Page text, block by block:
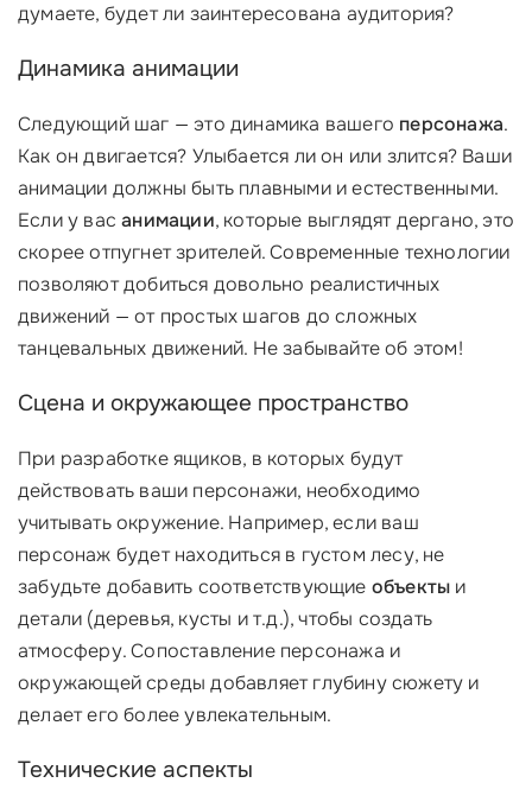
думаете, будет ли заинтересована аудитория?
Динамика анимации
Следующий шаг — это динамика вашего персонажа.
Как он двигается? Улыбается ли он или злится? Ваши
анимации должны быть плавными и естественными.
Если у васанимации, которые выглядят дергано, это
скорее отпугнет зрителей. Современные технологии
позволяют добиться довольно реалистичных
движений — от простых шагов до сложных
танцевальных движений. Не забывайте об этом!
Сцена и окружающее пространство
При разработке ящиков, в которых будут
действовать ваши персонажи, необходимо
учитывать окружение. Например, если ваш
персонаж будет находиться в густом лесу, не
забудьте добавить соответствующие объекты и
детали (деревья, кусты и т.д.), чтобы создать
атмосферу. Сопоставление персонажа и
окружающей среды добавляет глубину сюжету и
делает его более увлекательным.
Технические аспекты